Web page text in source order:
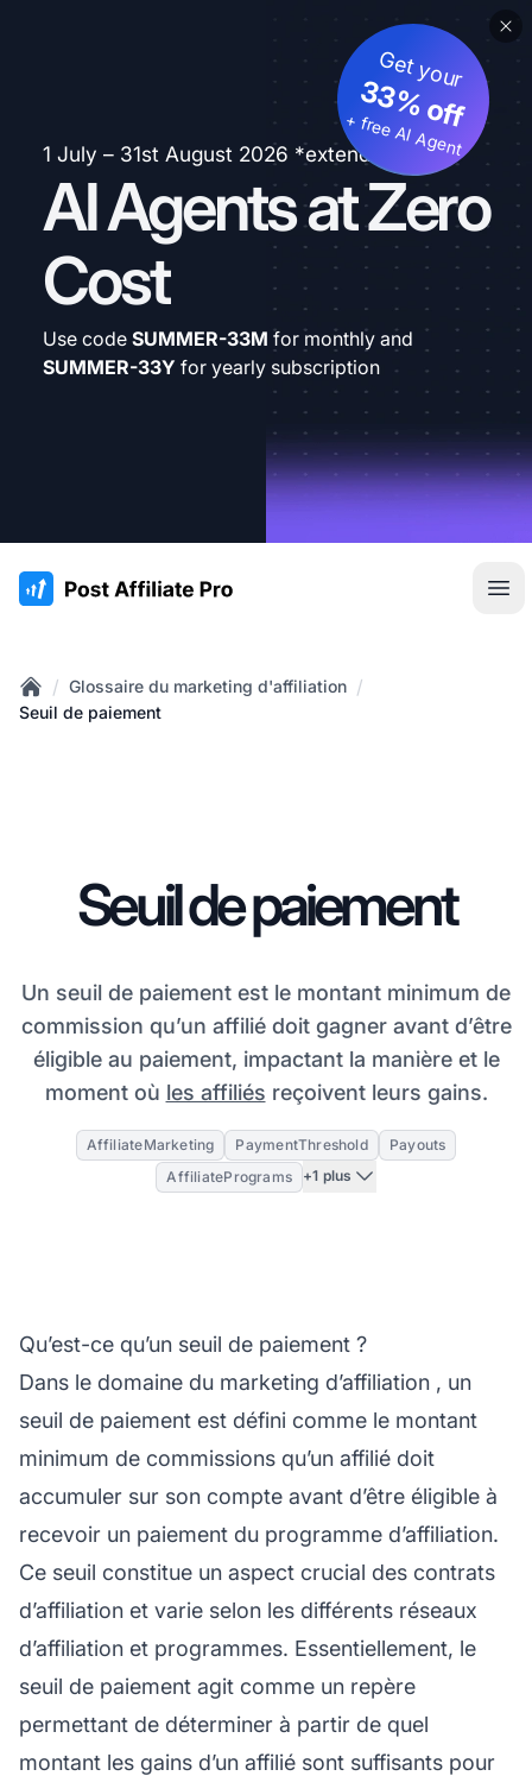
1 July – 31st August 2026 *extended
AI Agents at Zero
Cost
Get your
33% off
+ free AI Agent
Use code SUMMER-33M for monthly and
SUMMER-33Y for yearly subscription
:site.title
Home
/ Glossaire du marketing d'affiliation /
Seuil de paiement
Seuil de paiement
Un seuil de paiement est le montant minimum de
commission qu’un affilié doit gagner avant d’être
éligible au paiement, impactant la manière et le
moment où les affiliés reçoivent leurs gains.
AffiliateMarketing PaymentThreshold
Payouts
AffiliatePrograms
+1 plus
Qu’est-ce qu’un seuil de paiement ?
Dans le domaine du marketing d’affiliation , un
seuil de paiement est défini comme le montant
minimum de commissions qu’un affilié doit
accumuler sur son compte avant d’être éligible à
recevoir un paiement du programme d’affiliation.
Ce seuil constitue un aspect crucial des contrats
d’affiliation et varie selon les différents réseaux
d’affiliation et programmes. Essentiellement, le
seuil de paiement agit comme un repère
permettant de déterminer à partir de quel
montant les gains d’un affilié sont suffisants pour